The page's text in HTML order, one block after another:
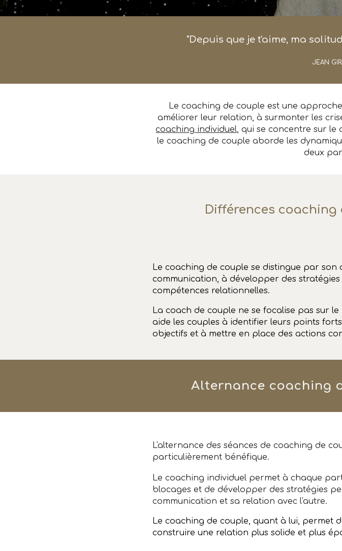
"Depuis que je t'aime, ma
JEAN
Le coaching de couple est une
améliorer leur relation, à surmonter les
coaching individuel, qui se concentre sur le
le coaching de couple aborde les
deux
Différences coaching
Le coaching de couple se distingue par
communication, à développer des
compétences relationnelles.
La coach de couple ne se focalise pas sur
aide les couples à identifier leurs points
objectifs et à mettre en place des actions
Alternance coaching
L'alternance des séances de coaching de
particulièrement bénéfique.
Le coaching individuel permet à chaque
blocages et de développer des stratégies
communication et sa relation avec l'autre.
Le coaching de couple, quant à lui, permet
construire une relation plus solide et plus